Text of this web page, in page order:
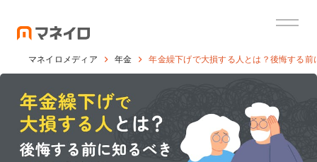
マネイロメディア 年金 年金繰下げで大損する人とは？後悔する